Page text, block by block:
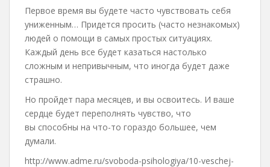
Первое время вы будете часто чувствовать себя
униженным… Придется просить (часто незнакомых)
людей о помощи в самых простых ситуациях.
Каждый день все будет казаться настолько
сложным и непривычным, что иногда будет даже
страшно.
Но пройдет пара месяцев, и вы освоитесь. И ваше
сердце будет переполнять чувство, что
вы способны на что-то гораздо большее, чем
думали.
http://www.adme.ru/svoboda-psihologiya/10-veschej-